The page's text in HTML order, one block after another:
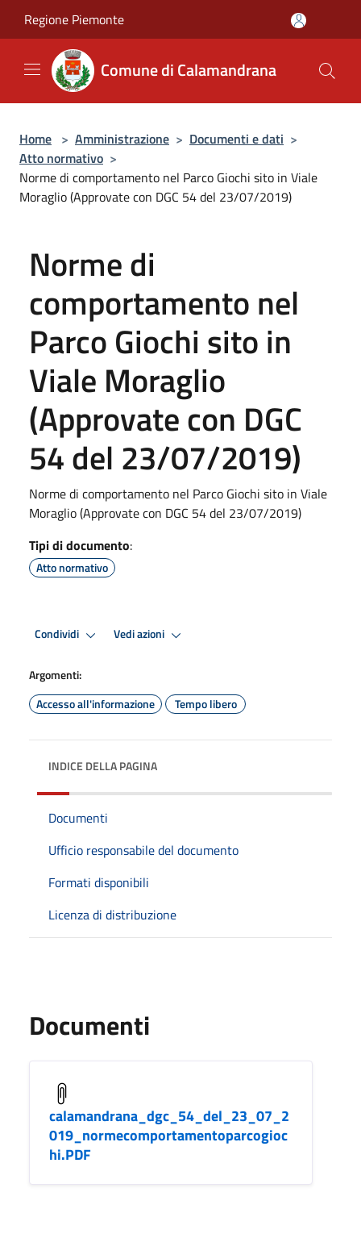
Regione Piemonte
Comune di Calamandrana
Home > Amministrazione > Documenti e dati >
Atto normativo >
Norme di comportamento nel Parco Giochi sito in Viale
Moraglio (Approvate con DGC 54 del 23/07/2019)
Norme di
comportamento nel
Parco Giochi sito in
Viale Moraglio
(Approvate con DGC
54 del 23/07/2019)
Norme di comportamento nel Parco Giochi sito in Viale
Moraglio (Approvate con DGC 54 del 23/07/2019)
Tipi di documento:
Atto normativo
Condividi Vedi azioni
Argomenti:
Accesso all'informazione
Tempo libero
INDICE DELLA PAGINA
Documenti
Ufficio responsabile del documento
Formati disponibili
Licenza di distribuzione
Documenti
calamandrana_dgc_54_del_23_07_2
019_normecomportamentoparcogioc
hi.PDF